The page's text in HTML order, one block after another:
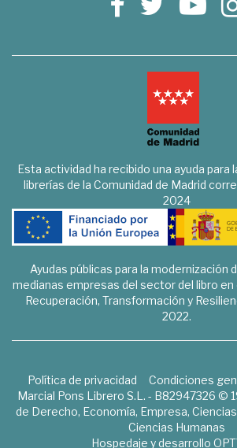
Esta actividad ha recibido una ayuda para
librerías de la Comunidad de Madrid
2024
Ayudas públicas para la modernización
medianas empresas del sector del libro en
Recuperación, Transformación y
2022.
Política de privacidad Condiciones
Marcial Pons Librero S.L. - B82947326 ©
de Derecho, Economía, Empresa,
Ciencias Humanas
Hospedaje y desarrollo